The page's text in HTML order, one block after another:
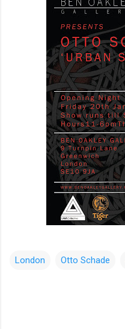
London Otto Schade